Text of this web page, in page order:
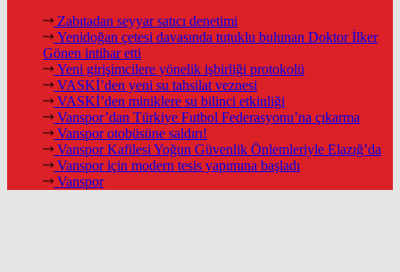
Zabıtadan seyyar satıcı denetimi
Gönen intihar etti
Yeni girişimcilere yönelik işbirliği protokolü
VASKİ’den yeni su tahsilat veznesi
VASKİ’den miniklere su bilinci etkinliği
Vanspor’dan Türkiye Futbol Federasyonu’na çıkarma
Vanspor otobüsüne saldırı!
Vanspor Kafilesi Yoğun Güvenlik Önlemleriyle Elazığ’da
Vanspor için modern tesis yapımına başladı
Vanspor